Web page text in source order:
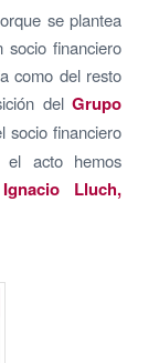
se plantea
financiero
como del resto
delGrupo
socio financiero
el acto hemos
Lluch,